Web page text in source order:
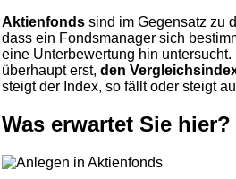
Aktienfonds sind im Gegensatz zu
dass ein Fondsmanager sich
eine Unterbewertung hin
überhaupt erst, den
steigt der Index, so fällt oder steigt
Was erwartet Sie hier?